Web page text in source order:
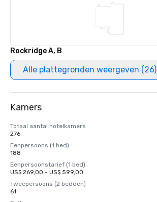
Rockridge A, B
Alle plattegronden weergeven (26)
Kamers
Totaal aantal hotelkamers
276
Eenpersoons (1 bed)
188
Eenpersoonstarief (1 bed)
US$ 269,00 - US$ 599,00
Tweepersoons (2 bedden)
61